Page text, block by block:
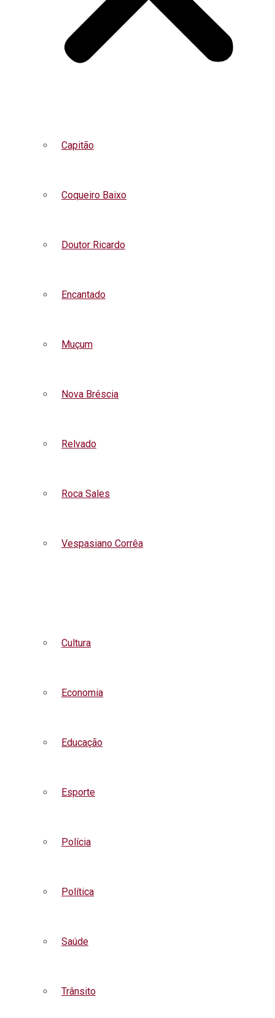
Capitão
Coqueiro Baixo
Doutor Ricardo
Encantado
Muçum
Nova Bréscia
Relvado
Roca Sales
Vespasiano Corrêa
Cultura
Economia
Educação
Esporte
Polícia
Política
Saúde
Trânsito